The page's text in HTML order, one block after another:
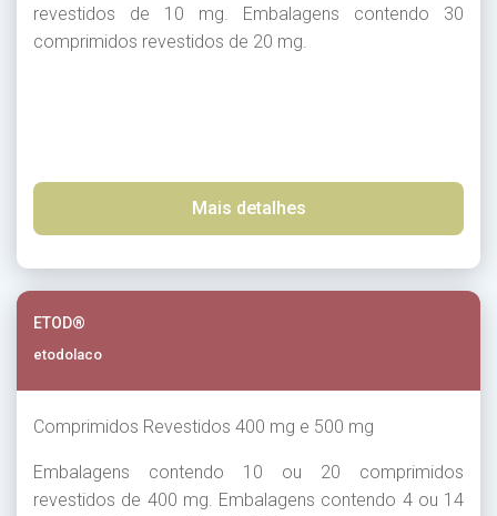
revestidos de 10 mg. Embalagens contendo 30
comprimidos revestidos de 20 mg.
Mais detalhes
ETOD®
etodolaco
Comprimidos Revestidos 400 mg e 500 mg
Embalagens contendo 10 ou 20 comprimidos
revestidos de 400 mg. Embalagens contendo 4 ou 14